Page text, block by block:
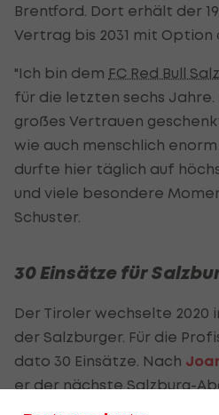
Brentford. Dort erhält der
Vertrag bis 2031 mit Option
"Ich bin dem FC Red Bull
für die letzten sechs Jahre.
großes Vertrauen
wie auch menschlich
durfte hier täglich auf
und viele besondere
Schuster.
30 Einsätze für
Der Tiroler wechselte 2020
der Salzburger. Für die
dato 30 Einsätze. Nach
er der nächste Salzburg-